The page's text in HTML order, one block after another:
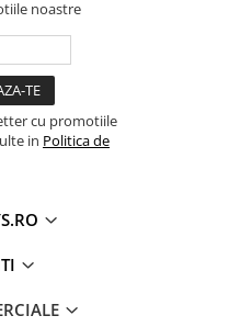
noastre
cu promotiile
in Politica de